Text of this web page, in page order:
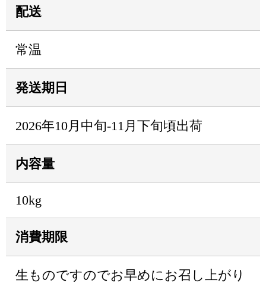
配送
常温
発送期日
2026年10月中旬-11月下旬頃出荷
内容量
10kg
消費期限
生ものですのでお早めにお召し上がり